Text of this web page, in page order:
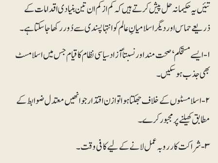
تئیں یہ حکیمانہ حل پیش کرتے ہیں کہ کم از کم ان تین بنیادی اقدامات کے
ذریعے حماس اور دیگر اسلامیانِ عالم کو انتہاپسندی سے دُور رکھا جاسکتا ہے۔
۱- ایسے مستحکم‘ صحت مند اور نسبتاً آزاد سیاسی نظام کا قیام جس میں اسلامسٹ
بھی جذب ہوسکیں۔
۲- اسلامسٹوں کے خلاف جھکتا ہوا توازن اقتدار جو انھیں معتدل ضوابط کے
مطابق کھیلنے پر مجبور کرے۔